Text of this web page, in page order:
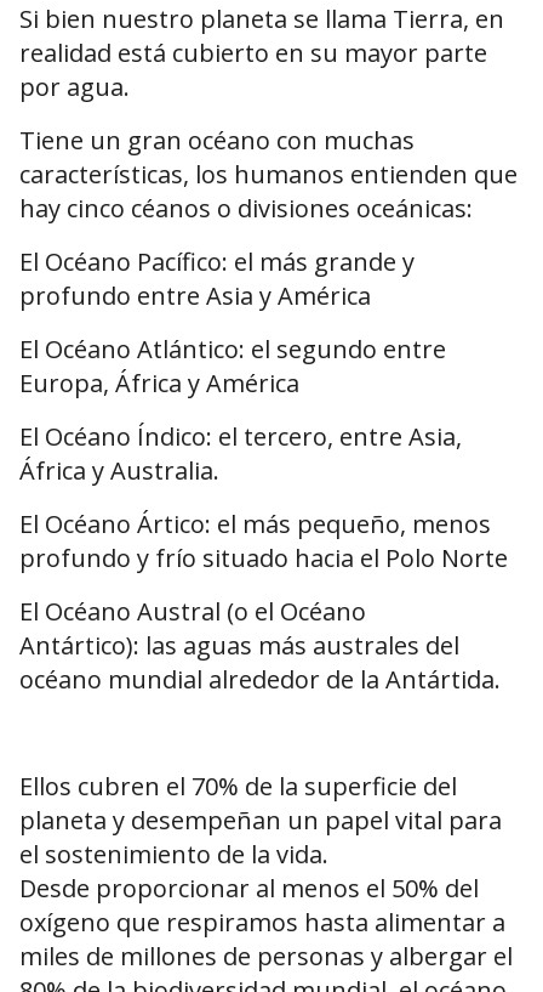
Si bien nuestro planeta se llama Tierra, en
realidad está cubierto en su mayor parte
por agua.
Tiene un gran océano con muchas
características, los humanos entienden que
hay cinco céanos o divisiones oceánicas:
El Océano Pacífico: el más grande y
profundo entre Asia y América
El Océano Atlántico: el segundo entre
Europa, África y América
El Océano Índico: el tercero, entre Asia,
África y Australia.
El Océano Ártico: el más pequeño, menos
profundo y frío situado hacia el Polo Norte
El Océano Austral (o el Océano
Antártico): las aguas más australes del
océano mundial alrededor de la Antártida.
Ellos cubren el 70% de la superficie del
planeta y desempeñan un papel vital para
el sostenimiento de la vida.
Desde proporcionar al menos el 50% del
oxígeno que respiramos hasta alimentar a
miles de millones de personas y albergar el